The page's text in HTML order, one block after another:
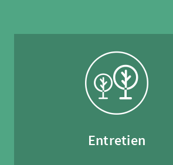
Entretien